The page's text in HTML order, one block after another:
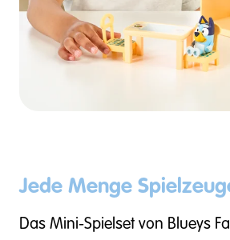
Jede Menge
Das Mini-Spielset von Blueys